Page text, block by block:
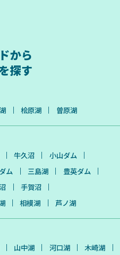
から
探す
桧原湖 曽原湖
牛久沼
小山ダム
ム 三島湖
豊英ダム
手賀沼
相模湖 芦ノ湖
山中湖 河口湖
木崎湖